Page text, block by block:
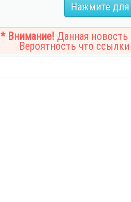
Нажмите для
* Внимание! Данная новость
Вероятность что